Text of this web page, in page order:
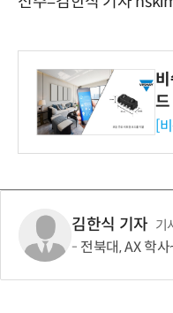
[
김한식 기자 기
전북대, AX 학사~박사까지 8